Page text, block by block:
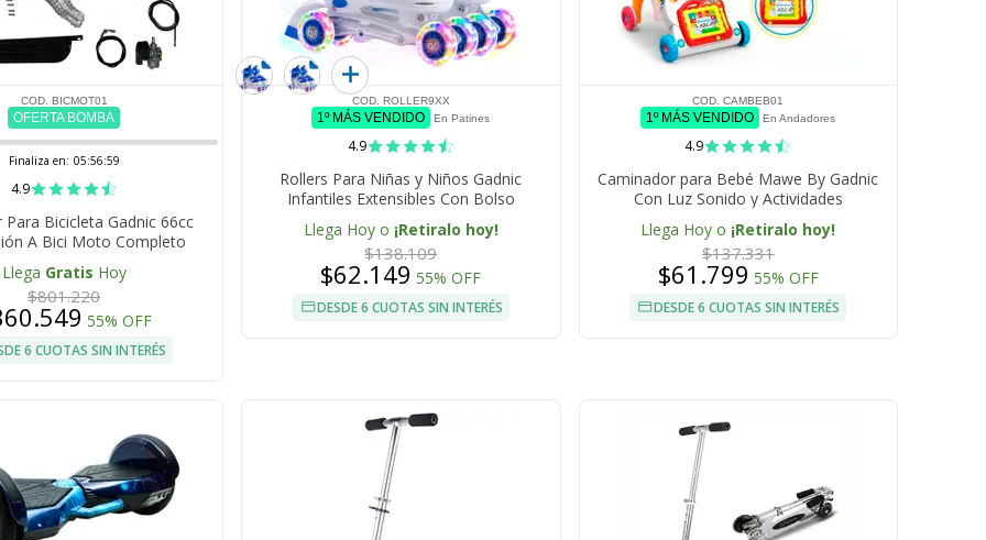
COD. BICMOT01
OFERTA BOMBA
Finaliza en: 05:56:59
4.9
Bicicleta Gadnic 66cc
A Bici Moto Completo
Llega Gratis Hoy
$801.220
55% OFF
6 CUOTAS SIN INTERÉS
COD. ROLLER9XX
1º MÁS VENDIDO En Patines
4.9
Rollers Para Niñas y Niños Gadnic
Infantiles Extensibles Con Bolso
Llega Hoy o ¡Retiralo hoy!
$138.109
$62.149 55% OFF
DESDE 6 CUOTAS SIN INTERÉS
COD. CAMBEB01
1º MÁS VENDIDO En Andadores
4.9
Caminador para Bebé Mawe By Gadnic
Con Luz Sonido y Actividades
Llega Hoy o ¡Retiralo hoy!
$137.331
$61.799 55% OFF
DESDE 6 CUOTAS SIN INTERÉS